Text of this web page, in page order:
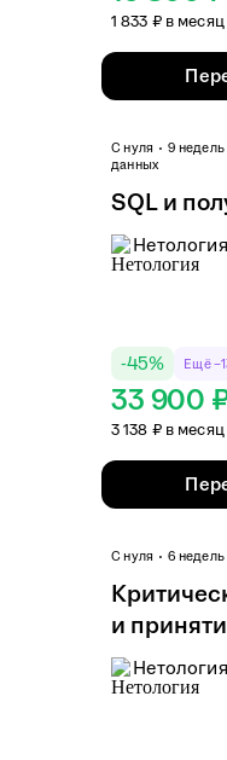
1 833 ₽ в месяц
С нуля 9 недель
данных
SQL и
Нетология
-45% Ещё
33 900
3 138 ₽ в месяц
С нуля 6 недель
и
Нетология